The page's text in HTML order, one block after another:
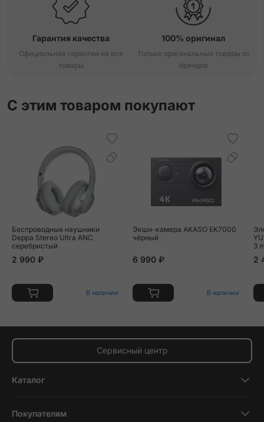
Гарантия качества
Официальная гарантия на все
товары
100% оригинал
Только оригинальные товары от
брендов
С этим товаром покупают
Беспроводные наушники
Deppa Stereo Ultra ANC
серебристый
2 990 ₽
В наличии
Экшн-камера AKASO EK7000
чёрный
6 990 ₽
В наличии
3
2
Сервисный центр
Каталог
Покупателям